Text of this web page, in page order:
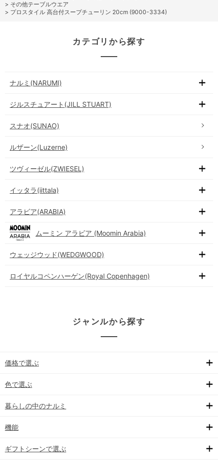
> その他テーブルウエア
> プロスタイル 高台付スープチューリン 20cm (9000-3334)
カテゴリから探す
ナルミ(NARUMI)
ジルスチュアート(JILL STUART)
スナオ(SUNAO)
ルザーン(Luzerne)
ツヴィーゼル(ZWIESEL)
イッタラ(iittala)
アラビア(ARABIA)
ムーミン アラビア (Moomin Arabia)
ウェッジウッド(WEDGWOOD)
ロイヤルコペンハーゲン(Royal Copenhagen)
ジャンルから探す
価格で選ぶ
色で選ぶ
暮らしの中のナルミ
機能
ギフトシーンで選ぶ